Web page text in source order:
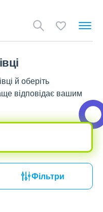
й оберіть
відповідає вашим
Фільтри